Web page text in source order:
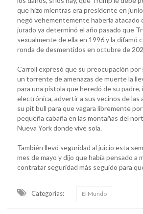
que hizo mientras era presidente en
negó vehementemente haberla atacado
jurado ya determinó el año pasado que
sexualmente de ella en 1996 y la difamó
ronda de desmentidos en octubre de
Carroll expresó que su preocupación por
un torrente de amenazas de muerte la
para una pistola que heredó de su padre,
electrónica, advertir a sus vecinos de las
su pit bull para que vagara libremente
pequeña cabaña en las montañas del
Nueva York donde vive sola.
También llevó seguridad al juicio esta
mes de mayo y dijo que había pensado a
contratar seguridad más seguido para
Categorias: El Mundo